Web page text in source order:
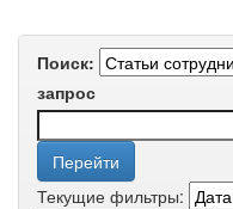
Поиск:
запрос
Текущие фильтры: